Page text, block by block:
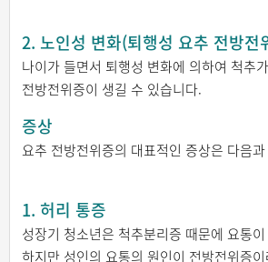
2. 노인성 변화(퇴행성 요추 전방전
나이가 들면서 퇴행성 변화에 의하여 척추
전방전위증이 생길 수 있습니다.
증상
요추 전방전위증의 대표적인 증상은 다음
1. 허리 통증
성장기 청소년은 척추분리증 때문에 요통
하지만 성인의 요통의 원인이 전방전위증